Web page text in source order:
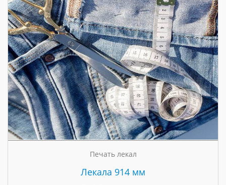
Печать лекал
Лекала 914 мм